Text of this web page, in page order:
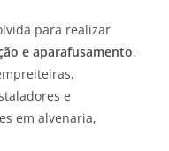
para realizar
e aparafusamento,
e
em alvenaria,